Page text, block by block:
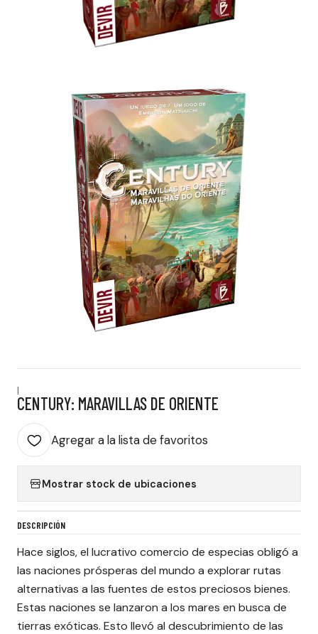
|
CENTURY: MARAVILLAS DE ORIENTE
Agregar a la lista de favoritos
Mostrar stock de ubicaciones
DESCRIPCIÓN
Hace siglos, el lucrativo comercio de especias obligó a
las naciones prósperas del mundo a explorar rutas
alternativas a las fuentes de estos preciosos bienes.
Estas naciones se lanzaron a los mares en busca de
tierras exóticas. Esto llevó al descubrimiento de las